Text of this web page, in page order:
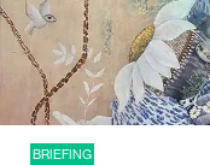
BRIEFING